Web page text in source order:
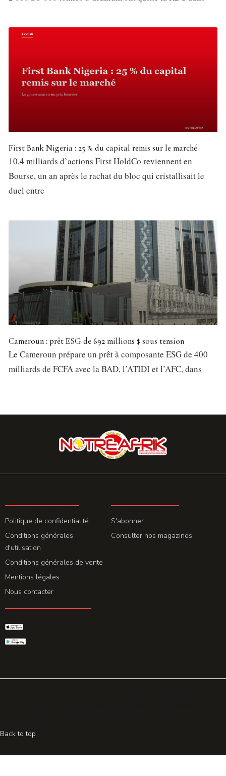
First Bank Nigeria : 25 % du capital remis sur le marché
10,4 milliards d’actions First HoldCo reviennent en
Bourse, un an après le rachat du bloc qui cristallisait le
duel entre
Cameroun : prêt ESG de 692 millions $ sous tension
Le Cameroun prépare un prêt à composante ESG de 400
milliards de FCFA avec la BAD, l’ATIDI et l’AFC, dans
Politique de confidentialité
Conditions générales
d'utilisation
Conditions générales de vente
Mentions légales
Nous contacter
S'abonner
Consulter nos magazines
Back to top